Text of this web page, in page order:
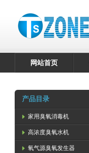
网站首页
产品目录
家用臭氧消毒机
高浓度臭氧水机
氧气源臭氧发生器